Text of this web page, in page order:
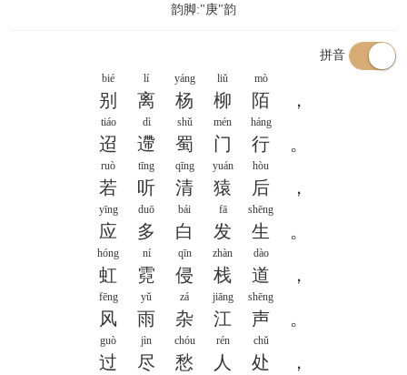
韵脚:"庚"韵
拼音
bié lí yáng liǔ mò
别 离 杨 柳 陌 ，
tiáo dì shǔ mén háng
迢 遰 蜀 门 行 。
ruò tīng qīng yuán hòu
若 听 清 猿 后 ，
yīng duō bái fā shēng
应 多 白 发 生 。
hóng ní qīn zhàn dào
虹 霓 侵 栈 道 ，
fēng yǔ zá jiāng shēng
风 雨 杂 江 声 。
guò jìn chóu rén chǔ
过 尽 愁 人 处 ，